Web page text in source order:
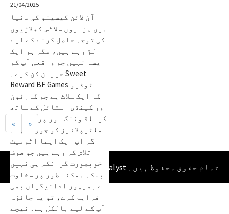
21/04/2025
آن لائن کیسینو کی دنیا
میں ہزاروں سلاٹس کھلاڑیوں
کی توجہ حاصل کرنے کے لیے
لڑ رہے ہیں، مگر ہر ایک
ایسا نہیں جو واقعی آپ کو
حیران کن کرے۔ Sweet
Reward BF Games اسٹوڈیو
کا ایک سلاٹ ہے جو کارٹون
اور کینڈی اسٹائل کے ساتھ
کیسلڈ وننگ اور پروگریسو
ملٹیپلائرز کو جوڑتا ہے۔
اگر آپ ایک ایسا آٹومیٹ
تلاش کر رہے ہیں جو صرف
خوبصورت گرافکس ہی نہیں
بلکہ ممکنہ طور پر سخاوت
سے بھرپور ادائیگیاں بھی
فراہم کرے، تو یہ جائزہ
آپ کے لیے بالکل ہے۔ نیچے
« »
© 2020 - 2026 The Golden Analyst تمام حقوق محفوظ ہیں۔